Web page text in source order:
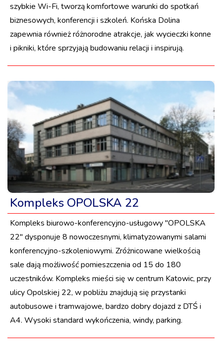
szybkie Wi-Fi, tworzą komfortowe warunki do spotkań
biznesowych, konferencji i szkoleń. Końska Dolina
zapewnia również różnorodne atrakcje, jak wycieczki konne
i pikniki, które sprzyjają budowaniu relacji i inspirują.
Kompleks OPOLSKA 22
Kompleks biurowo-konferencyjno-usługowy "OPOLSKA
22" dysponuje 8 nowoczesnymi, klimatyzowanymi salami
konferencyjno-szkoleniowymi. Zróżnicowane wielkością
sale dają możliwość pomieszczenia od 15 do 180
uczestników. Kompleks mieści się w centrum Katowic, przy
ulicy Opolskiej 22, w pobliżu znajdują się przystanki
autobusowe i tramwajowe, bardzo dobry dojazd z DTŚ i
A4. Wysoki standard wykończenia, windy, parking.